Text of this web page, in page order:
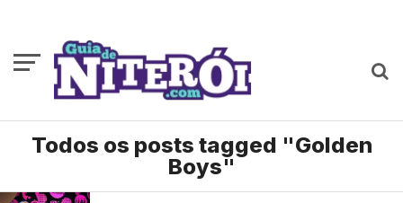
Todos os posts tagged "Golden
Boys"